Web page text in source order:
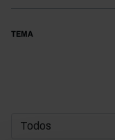
TEMA